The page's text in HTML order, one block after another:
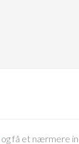
og få et nærmere